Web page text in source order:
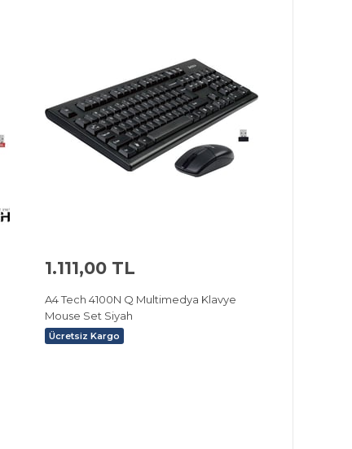
1.111,00 TL
A4 Tech 4100N Q Multimedya Klavye
Mouse Set Siyah
Ücretsiz Kargo